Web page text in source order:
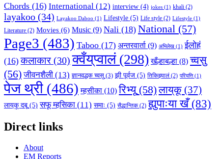
Chords (16) International (12) interview (4) jokes (1) khali (2)
layakoo (34) Layakoo Daboo (1) Lifestyle (5) Life style (2) Lifestyle (1)
Literature (2) Movies (6) Music (9) Nali (18) National (57)
Page3 (483) Taboo (17) अन्तरवार्ता (9) अभिलेख (1) ईलोहं
(16) कलाकार (30) क्वँय्‌प्वालं(298) खँल्हाबल्हा (8) च्वसु
(56) जीवनशैली (13) ज्ञानवद्धक च्वसु (3) झी पूर्वज (5) तिकिझ्यालं (2) परियत्ति(1)
पेज थ्री (486) म्हसीका (10) रिभ्यू(58)लाय्‌कू (37)
लाय्‌कू दबू (5) सफू म्हसिका (11) समाः (5) सैद्धान्तिक (2) ह्युपाःया खँ(83)
Direct links
About
EM Reports